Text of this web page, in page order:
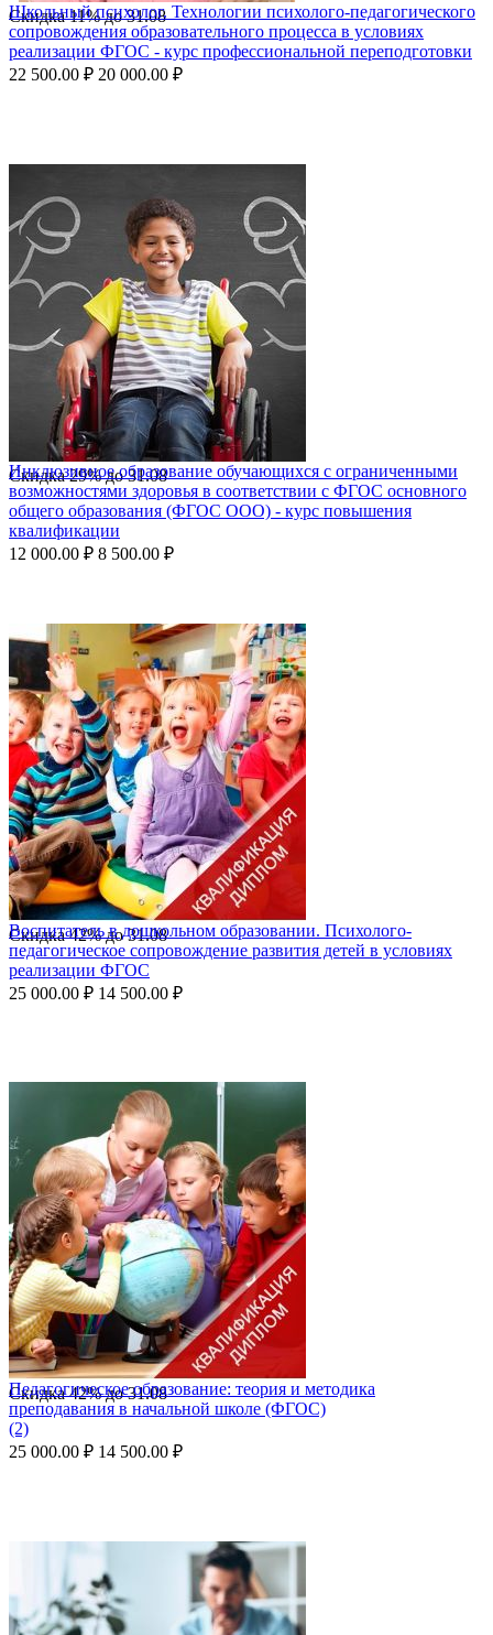
Скидка11%до31.08
Школьный психолог. Технологии психолого-педагогического
сопровождения образовательного процесса в условиях
реализации ФГОС - курс профессиональной переподготовки
22 500.00 ₽ 20 000.00 ₽
Скидка29%до31.08
Инклюзивное образование обучающихся с ограниченными
возможностями здоровья в соответствии с ФГОС основного
общего образования (ФГОС ООО) - курс повышения
квалификации
12 000.00 ₽ 8 500.00 ₽
Скидка42%до31.08
Воспитатель в дошкольном образовании. Психолого-
педагогическое сопровождение развития детей в условиях
реализации ФГОС
25 000.00 ₽ 14 500.00 ₽
Скидка42%до31.08
Педагогическое образование: теория и методика
преподавания в начальной школе (ФГОС)
(2)
25 000.00 ₽ 14 500.00 ₽